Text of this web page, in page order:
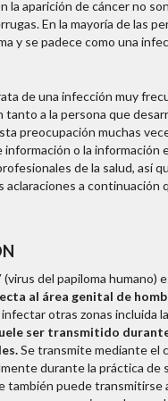
la aparición de cáncer no
En la mayoría de las
y se padece como una
de una infección muy
tanto a la persona que
preocupación muchas
información o la información
de la salud, así
aclaraciones a continuación
(virus del papiloma humano)
al área genital de
otras zonas incluida
ser transmitido
Se transmite mediante el
durante la práctica de
también puede transmitirse